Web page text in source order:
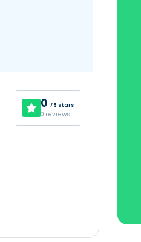
0 / 5 stars
0 reviews